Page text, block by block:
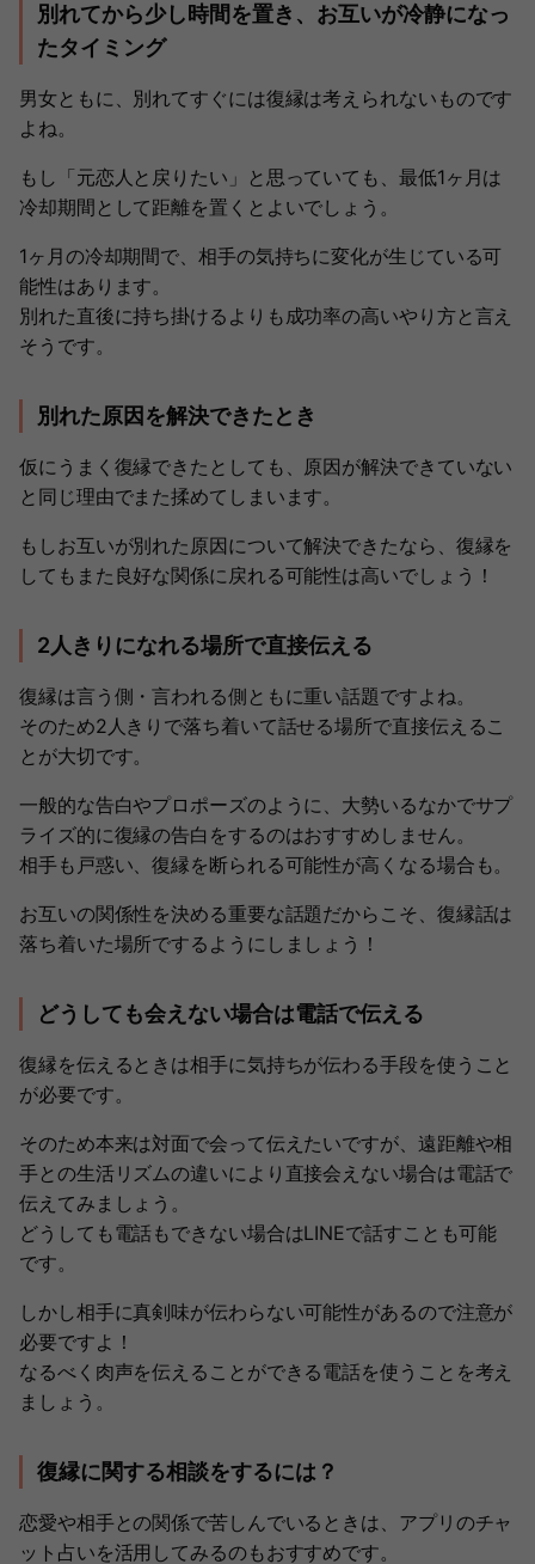
別れてから少し時間を置き、お互いが冷静になっ
たタイミング
男女ともに、別れてすぐには復縁は考えられないものです
よね。
もし「元恋人と戻りたい」と思っていても、最低1ヶ月は
冷却期間として距離を置くとよいでしょう。
1ヶ月の冷却期間で、相手の気持ちに変化が生じている可
能性はあります。
別れた直後に持ち掛けるよりも成功率の高いやり方と言え
そうです。
別れた原因を解決できたとき
仮にうまく復縁できたとしても、原因が解決できていない
と同じ理由でまた揉めてしまいます。
もしお互いが別れた原因について解決できたなら、復縁を
してもまた良好な関係に戻れる可能性は高いでしょう！
2人きりになれる場所で直接伝える
復縁は言う側・言われる側ともに重い話題ですよね。
そのため2人きりで落ち着いて話せる場所で直接伝えるこ
とが大切です。
一般的な告白やプロポーズのように、大勢いるなかでサプ
ライズ的に復縁の告白をするのはおすすめしません。
相手も戸惑い、復縁を断られる可能性が高くなる場合も。
お互いの関係性を決める重要な話題だからこそ、復縁話は
落ち着いた場所でするようにしましょう！
どうしても会えない場合は電話で伝える
復縁を伝えるときは相手に気持ちが伝わる手段を使うこと
が必要です。
そのため本来は対面で会って伝えたいですが、遠距離や相
手との生活リズムの違いにより直接会えない場合は電話で
伝えてみましょう。
どうしても電話もできない場合はLINEで話すことも可能
です。
しかし相手に真剣味が伝わらない可能性があるので注意が
必要ですよ！
なるべく肉声を伝えることができる電話を使うことを考え
ましょう。
復縁に関する相談をするには？
恋愛や相手との関係で苦しんでいるときは、アプリのチャ
ット占いを活用してみるのもおすすめです。